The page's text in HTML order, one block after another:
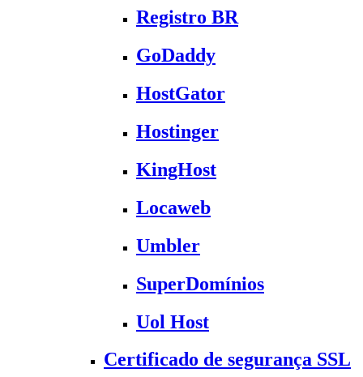
Registro BR
GoDaddy
HostGator
Hostinger
KingHost
Locaweb
Umbler
SuperDomínios
Uol Host
Certificado de segurança SSL